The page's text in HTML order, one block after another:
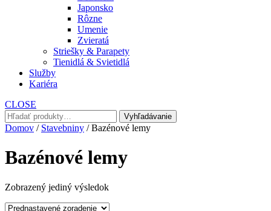
Japonsko
Rôzne
Umenie
Zvieratá
Striešky & Parapety
Tienidlá & Svietidlá
Služby
Kariéra
CLOSE
Hľadať:
Vyhľadávanie
Domov / Stavebniny / Bazénové lemy
Bazénové lemy
Zobrazený jediný výsledok